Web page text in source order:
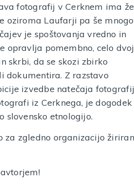
fotografij v Cerknem ima že
oziroma Laufarji pa še
je spoštovanja vredno in
opravlja pomembno, celo
skrbi, da se skozi zbirko
dokumentira. Z razstavo
izvedbe natečaja fotografij
iz Cerknega, je dogodek
slovensko etnologijo.
za zgledno organizacijo